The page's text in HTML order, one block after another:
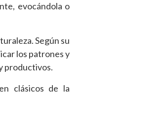
evocándola o
Según su
los patrones y
productivos.
clásicos de la